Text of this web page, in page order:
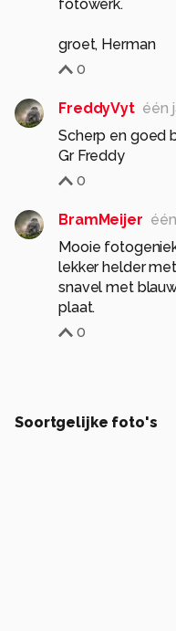
fotowerk.
groet, Herman
0
FreddyVyt één
Scherp en goed
Gr Freddy
0
BramMeijer
Mooie
lekker helder
snavel met
plaat.
0
Soortgelijke foto's